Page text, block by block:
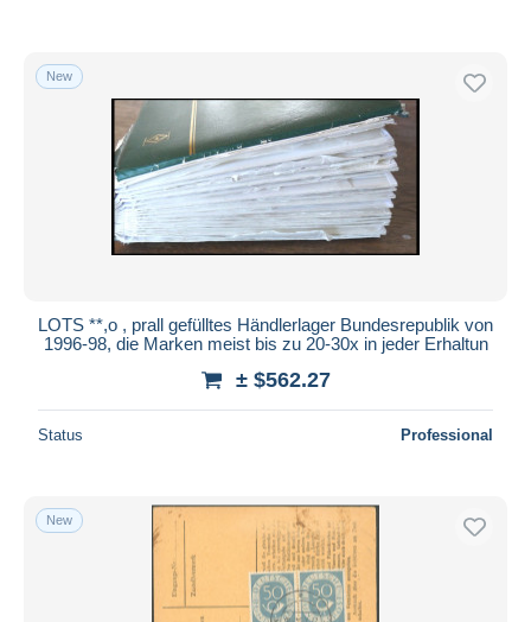
New
LOTS **,o , prall gefülltes Händlerlager Bundesrepublik von
1996-98, die Marken meist bis zu 20-30x in jeder Erhaltun
± $562.27
Status Professional
New